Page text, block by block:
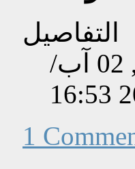
التفاصيل
تم إنشاءه بتاريخ الجمعة, 02 آب/
1